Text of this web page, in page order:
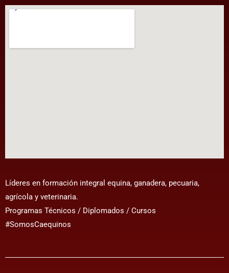
Líderes en formación integral equina, ganadera, pecuaria,
agrícola y veterinaria.
Programas Técnicos / Diplomados / Cursos
#SomosCaequinos